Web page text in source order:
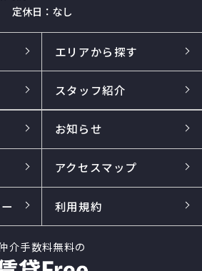
定休日：なし
エリアから探す
スタッフ紹介
お知らせ
アクセスマップ
利用規約
介手数料無料の